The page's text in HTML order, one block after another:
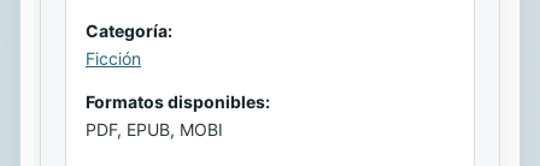
Categoría:
Ficción
Formatos disponibles:
PDF, EPUB, MOBI